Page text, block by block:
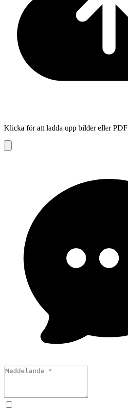
Klicka för att ladda upp bilder eller PDF